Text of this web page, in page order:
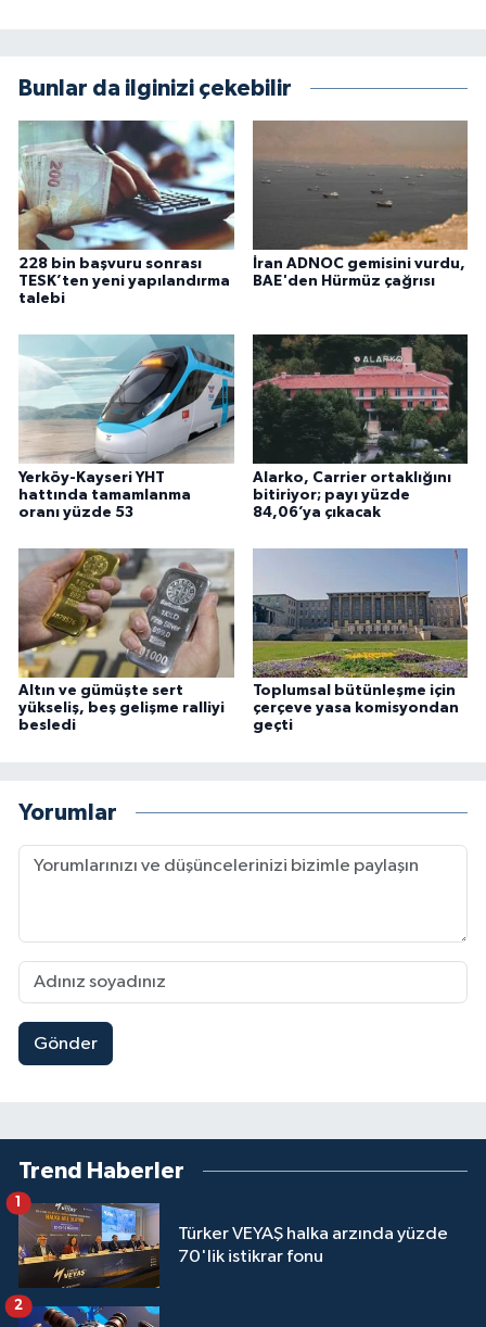
Bunlar da ilginizi çekebilir
228 bin başvuru sonrası
TESK’ten yeni yapılandırma
talebi
İran ADNOC gemisini vurdu,
BAE'den Hürmüz çağrısı
Yerköy-Kayseri YHT
hattında tamamlanma
oranı yüzde 53
Alarko, Carrier ortaklığını
bitiriyor; payı yüzde
84,06’ya çıkacak
Altın ve gümüşte sert
yükseliş, beş gelişme ralliyi
besledi
Toplumsal bütünleşme için
çerçeve yasa komisyondan
geçti
Yorumlar
Gönder
Trend Haberler
Türker VEYAŞ halka arzında yüzde
70'lik istikrar fonu
2